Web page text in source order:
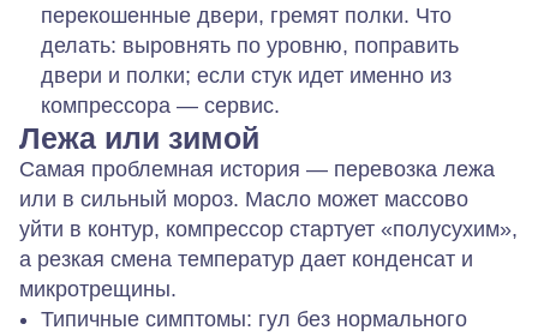
перекошенные двери, гремят полки. Что
делать: выровнять по уровню, поправить
двери и полки; если стук идет именно из
компрессора — сервис.
Лежа или зимой
Самая проблемная история — перевозка лежа
или в сильный мороз. Масло может массово
уйти в контур, компрессор стартует «полусухим»,
а резкая смена температур дает конденсат и
микротрещины.
Типичные симптомы: гул без нормального